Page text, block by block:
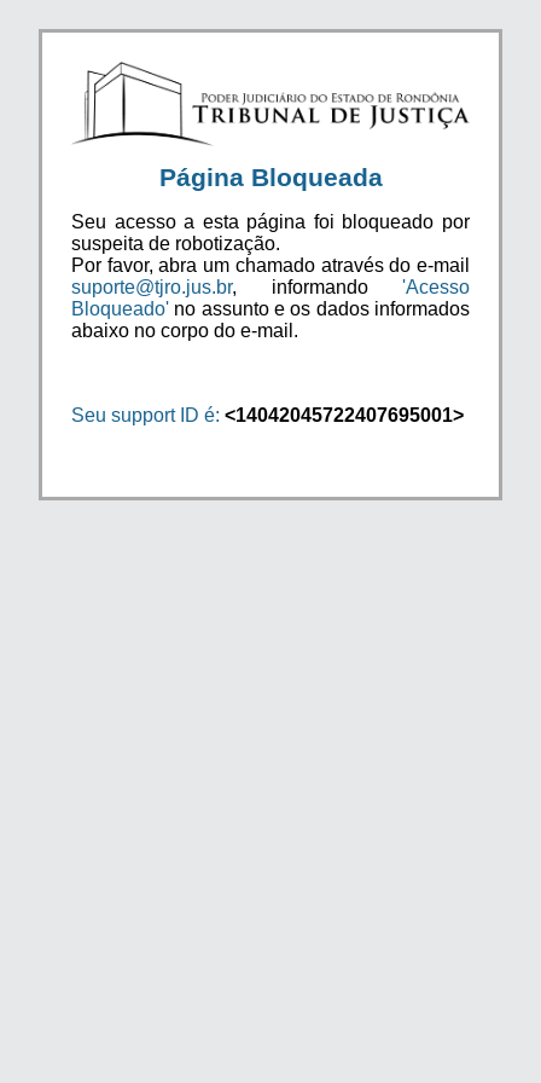
Página Bloqueada
Seu acesso a esta página foi bloqueado por
suspeita de robotização.
Por favor, abra um chamado através do e-mail
suporte@tjro.jus.br, informando 'Acesso
Bloqueado' no assunto e os dados informados
abaixo no corpo do e-mail.
Seu support ID é: <14042045722407695001>